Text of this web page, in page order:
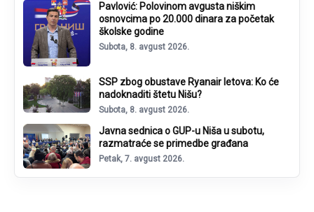
Pavlović: Polovinom avgusta niškim
osnovcima po 20.000 dinara za početak
školske godine
Subota, 8. avgust 2026.
SSP zbog obustave Ryanair letova: Ko će
nadoknaditi štetu Nišu?
Subota, 8. avgust 2026.
Javna sednica o GUP-u Niša u subotu,
razmatraće se primedbe građana
Petak, 7. avgust 2026.